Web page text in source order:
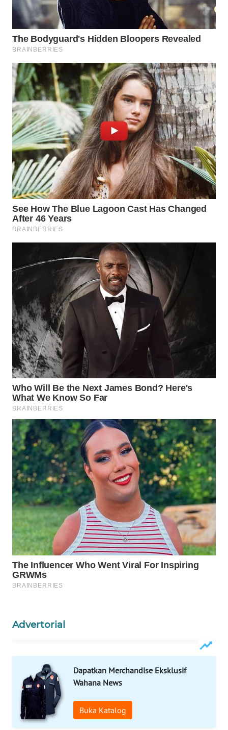
Advertorial
Dapatkan Merchandise Eksklusif
Wahana News
Buka Katalog
CO ID
WAHANANEWS
NET
WAHANA
SPORT
WAHANA
UMKM
WAHANA
SELEB
WAHANA
PERSONA
WAHANA
OTOMOTIF
WAHANA
HEALTH
WAHANA
DESA
WISATA
LAPAK
WAHANA
Wahana
Network
KONSUMEN
LISTRIK
MASYARAKAT
KELISTRIKAN
WALINKI
ID
MAWAKA
ID
MARTABAT
NET
WATCH
LPKKI
LKKI
KOPEKLIN